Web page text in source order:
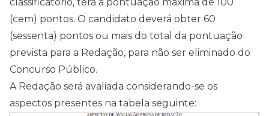
classificatório, terá a pontuação máxima de 100
(cem) pontos. O candidato deverá obter 60
(sessenta) pontos ou mais do total da pontuação
prevista para a Redação, para não ser eliminado do
Concurso Público.
A Redação será avaliada considerando-se os
aspectos presentes na tabela seguinte: